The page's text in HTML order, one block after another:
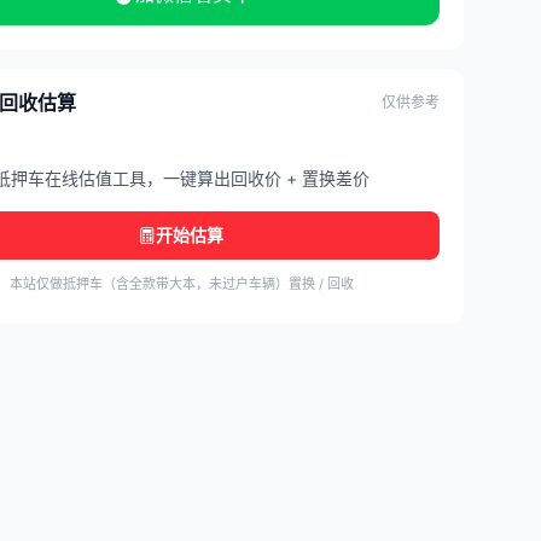
收估算 仅供参考
押车在线估值工具，一键算出回收价 + 置换差价
开始估算
本站仅做抵押车（含全款带大本，未过户车辆）置换 / 回收